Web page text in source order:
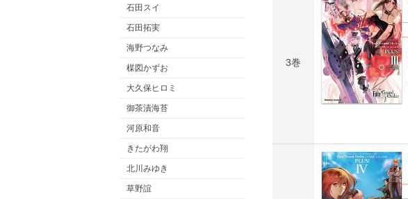
石田スイ
石田拓実
海野つなみ
楳図かずお
大久保ヒロミ
御茶漬海苔
河原和音
きたがわ翔
北川みゆき
草野誼
3巻